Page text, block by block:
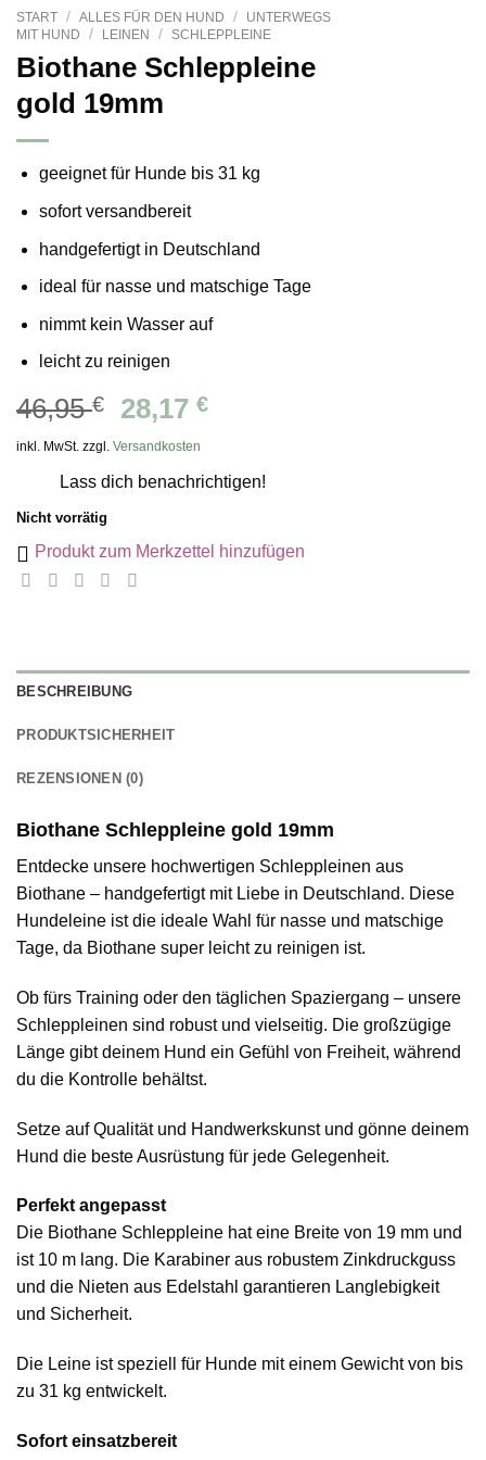
START / ALLES FÜR DEN HUND /
UNTERWEGS
MIT HUND
/ LEINEN / SCHLEPPLEINE
Biothane Schleppleine
gold 19mm
geeignet für Hunde bis31 kg
sofort versandbereit
handgefertigt in Deutschland
ideal für nasse und matschige Tage
nimmt kein Wasser auf
leicht zu reinigen
46,95€
Ursprünglicher
Preis
46,95 €
28,17 €Aktueller
28,17 €.
inkl. MwSt. zzgl. Versandkosten
Lass dich benachrichtigen!
Nicht vorrätig
Produkt zum Merkzettel hinzufügen
BESCHREIBUNG
PRODUKTSICHERHEIT
REZENSIONEN (0)
Biothane Schleppleine gold 19mm
Entdecke unsere hochwertigen Schleppleinen aus
Biothane – handgefertigt mit Liebe in Deutschland. Diese
Hundeleine ist die ideale Wahl für nasse und matschige
Tage, da Biothane super leicht zu reinigen ist.
Ob fürs Training oder den täglichen Spaziergang – unsere
Schleppleinen sind robust und vielseitig. Die großzügige
Länge gibt deinem Hund ein Gefühl von Freiheit, während
du die Kontrolle behältst.
Setze auf Qualität und Handwerkskunst und gönne deinem
Hund die beste Ausrüstung für jede Gelegenheit.
Perfekt angepasst
Die Biothane Schleppleine hat eine Breite von 19 mm und
ist 10 m lang. Die Karabiner aus robustem Zinkdruckguss
und die Nieten aus Edelstahl garantieren Langlebigkeit
und Sicherheit.
Die Leine ist speziell für Hunde mit einem Gewicht von bis
zu 31 kg entwickelt.
Sofort einsatzbereit